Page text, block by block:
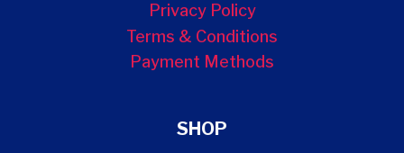
Privacy Policy
Terms & Conditions
Payment Methods
SHOP